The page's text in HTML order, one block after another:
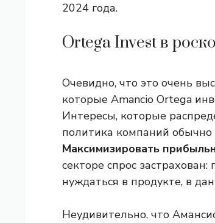
2024 года.
Ortega Invest в
Очевидно, что это очень
которые Amancio Ortega
Интересы, которые
политика компаний
Максимизировать
секторе спрос
нуждаться в продукте, в
Неудивительно, что